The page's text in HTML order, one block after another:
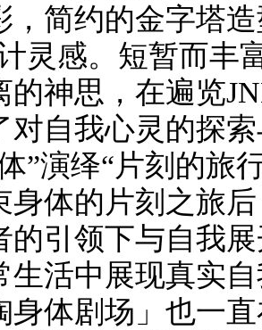
，简约的金字塔
灵感。短暂而丰
的神思，在遍览
对自我心灵的探
演绎“片刻的旅
的片刻之旅后
的引领下与自我
生活中展现真实
身体剧场」也一